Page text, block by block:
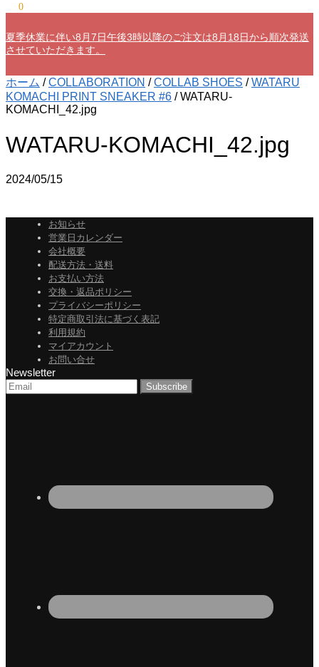
0
夏季休業に伴い8月7日午後3時以降のご注文は8月18日から順次発送
させていただきます。
ホーム /COLLABORATION /COLLAB SHOES /WATARU
KOMACHI PRINT SNEAKER #6 /WATARU-
KOMACHI_42.jpg
WATARU-KOMACHI_42.jpg
2024/05/15
お知らせ
営業日カレンダー
会社概要
配送方法・送料
お支払い方法
交換・返品ポリシー
プライバシーポリシー
特定商取引法に基づく表記
利用規約
マイアカウント
お問い合せ
Newsletter